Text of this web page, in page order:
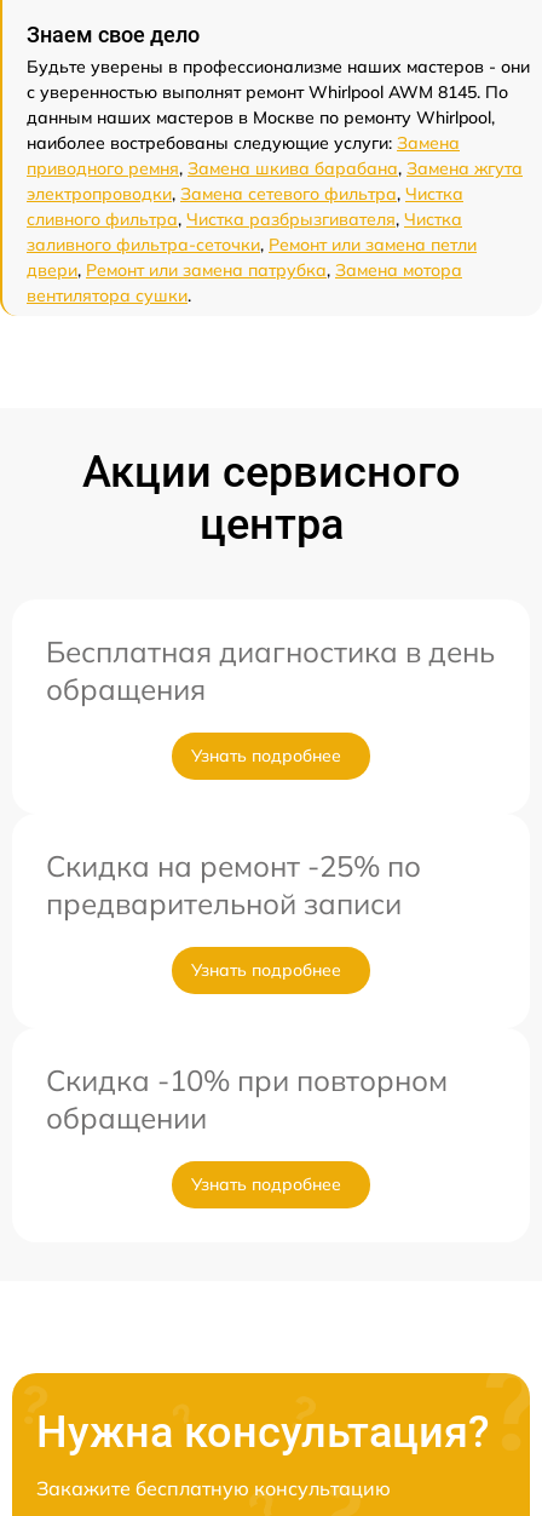
Знаем свое дело
Будьте уверены в профессионализме наших мастеров - они
с уверенностью выполнят ремонт Whirlpool AWM 8145. По
данным наших мастеров в Москве по ремонту Whirlpool,
наиболее востребованы следующие услуги: Замена
приводного ремня, Замена шкива барабана, Замена жгута
электропроводки, Замена сетевого фильтра, Чистка
сливного фильтра, Чистка разбрызгивателя, Чистка
заливного фильтра-сеточки, Ремонт или замена петли
двери, Ремонт или замена патрубка, Замена мотора
вентилятора сушки.
Акции сервисного
центра
Бесплатная диагностика в день
обращения
Узнать подробнее
Скидка на ремонт -25% по
предварительной записи
Узнать подробнее
Скидка -10% при повторном
обращении
Узнать подробнее
Нужна консультация?
Закажите бесплатную консультацию